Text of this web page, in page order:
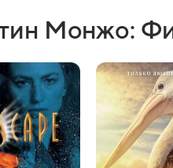
Монжо: